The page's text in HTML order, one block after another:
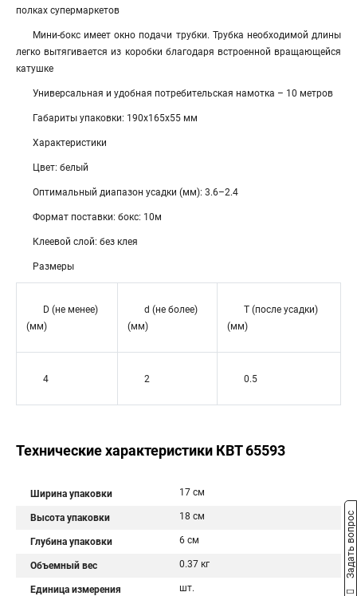
полках супермаркетов
Мини-бокс имеет окно подачи трубки. Трубка необходимой длины
легко вытягивается из коробки благодаря встроенной вращающейся
катушке
Универсальная и удобная потребительская намотка – 10 метров
Габариты упаковки: 190х165х55 мм
Характеристики
Цвет: белый
Оптимальный диапазон усадки (мм): 3.6–2.4
Формат поставки: бокс: 10м
Клеевой слой: без клея
Размеры
D (не менее)
(мм)
d (не более)
(мм)
T (после усадки)
(мм)
4 2 0.5
Технические характеристики КВТ 65593
Ширина упаковки 17 см
Высота упаковки 18 см
Глубина упаковки 6 см
Объемный вес 0.37 кг
Единица измерения шт.
Задать вопрос